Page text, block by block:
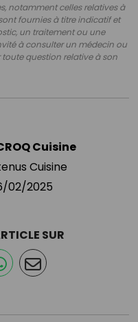
notamment celles relatives à
fournies à titre indicatif et
un traitement ou une
à consulter un médecin ou
question relative à son
Cuisine
Cuisine
02/2025
SUR